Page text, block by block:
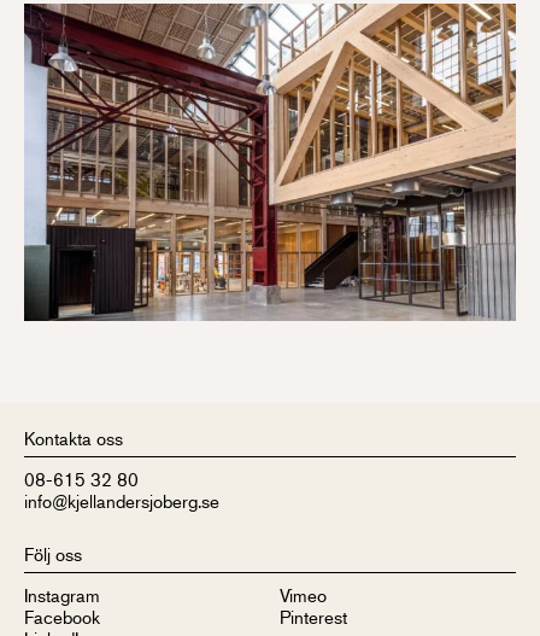
Kontakta oss
08-615 32 80
info@kjellandersjoberg.se
Följ oss
Instagram
Facebook
Vimeo
Pinterest